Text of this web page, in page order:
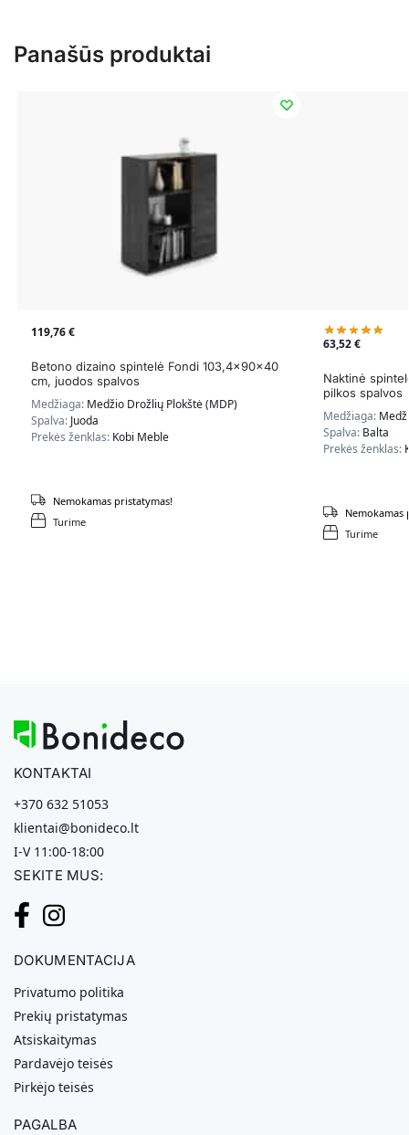
Panašūs produktai
119,76€
Betono dizaino spintelė Fondi 103,4x90x40
cm, juodos spalvos
Medžiaga: Medžio Drožlių Plokštė (MDP)
Spalva: Juoda
Prekės ženklas: Kobi Meble
Turime
Nemokamas pristatymas!
63,52€
Naktinė
pilkos spalvos
Medžiaga:
Spalva: Balta
Prekės ženklas:
Turime
Nemokamas
KONTAKTAI
+370 632 51053
klientai@bonideco.lt
I-V 11:00-18:00
SEKITE MUS:
DOKUMENTACIJA
Privatumo politika
Prekių pristatymas
Atsiskaitymas
Pardavėjo teisės
Pirkėjo teisės
PAGALBA